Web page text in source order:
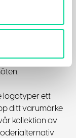
kan
vilket ger
logotyp kan
logotyper ett
ditt varumärke
kollektion av